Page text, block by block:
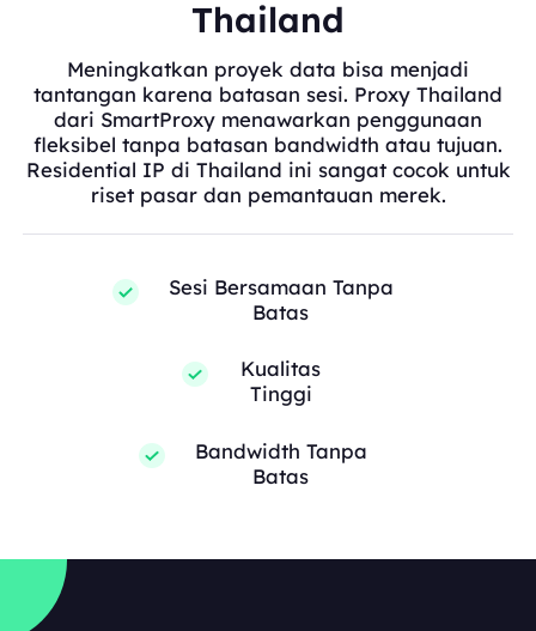
Thailand
Meningkatkan proyek data bisa menjadi
tantangan karena batasan sesi. Proxy Thailand
dari SmartProxy menawarkan penggunaan
fleksibel tanpa batasan bandwidth atau tujuan.
Residential IP di Thailand ini sangat cocok untuk
riset pasar dan pemantauan merek.
Sesi Bersamaan Tanpa
Batas
Kualitas
Tinggi
Bandwidth Tanpa
Batas